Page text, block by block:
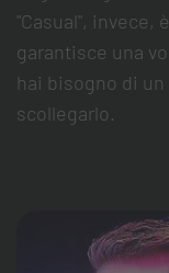
"Casual",
garantisce una
hai bisogno di
scollegarlo.